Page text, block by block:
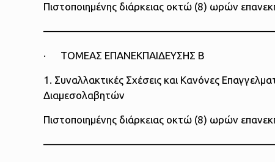
Πιστοποιημένης διάρκειας οκτώ (8) ωρών
· ΤΟΜΕΑΣ ΕΠΑΝΕΚΠΑΙΔΕΥΣΗΣ Β
1. Συναλλακτικές Σχέσεις και Κανόνες
Διαμεσολαβητών
Πιστοποιημένης διάρκειας οκτώ (8) ωρών